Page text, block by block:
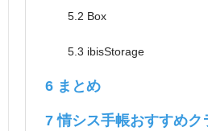
5.2 Box
5.3 ibisStorage
6 まとめ
7 情シス手帳おすすめク